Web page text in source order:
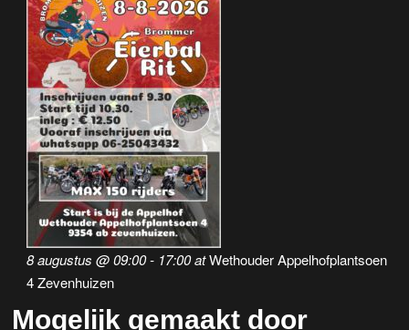
8 augustus @ 09:00- 17:00atWethouder Appelhofplantsoen
4 Zevenhuizen
Mogelijk gemaakt door